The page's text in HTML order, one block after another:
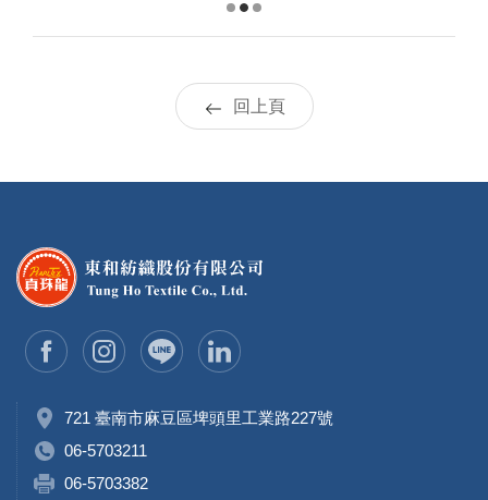
回上頁
721 臺南市麻豆區埤頭里工業路227號
06-5703211
06-5703382